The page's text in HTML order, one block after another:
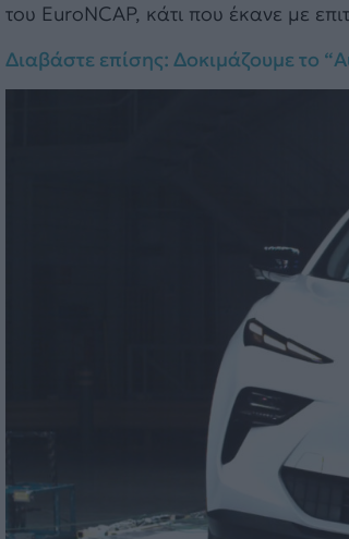
του EuroNCAP, κάτι που έκανε με
Διαβάστε επίσης: Δοκιμάζουμε το